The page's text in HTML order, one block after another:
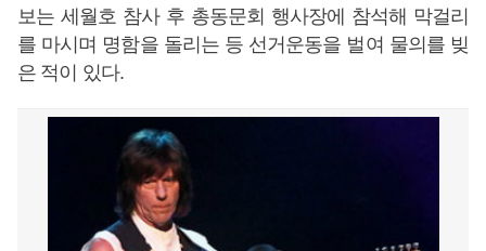
보는 세월호 참사 후 총동문회 행사장에 참석해 막걸리
를 마시며 명함을 돌리는 등 선거운동을 벌여 물의를 빚
은 적이 있다.